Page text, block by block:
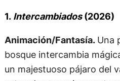
1.Intercambiados(2026)
Animación/Fantasía. Una
bosque intercambia
un majestuoso pájaro del